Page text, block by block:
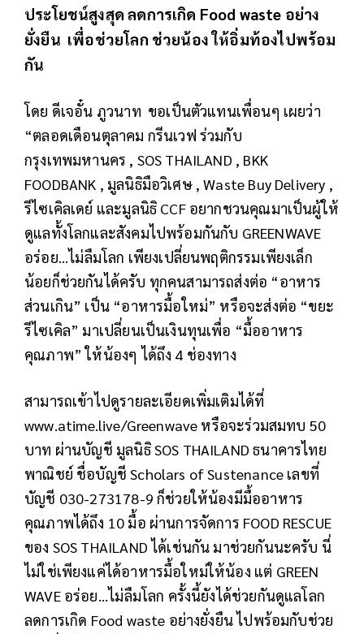
ประโยชน์สูงสุด ลดการเกิด Food waste อย่าง
ยั่งยืน เพื่อช่วยโลก ช่วยน้อง ให้อิ่มท้องไปพร้อม
กัน
โดย ดีเจอั๋น ภูวนาท ขอเป็นตัวแทนเพื่อนๆ เผยว่า
“ตลอดเดือนตุลาคม กรีนเวฟ ร่วมกับ
กรุงเทพมหานคร , SOS THAILAND , BKK
FOODBANK , มูลนิธิมือวิเศษ , Waste Buy Delivery ,
รีไซเคิลเดย์ และมูลนิธิ CCF อยากชวนคุณมาเป็นผู้ให้
ดูแลทั้งโลกและสังคมไปพร้อมกันกับ GREENWAVE
อร่อย...ไม่ลืมโลก เพียงเปลี่ยนพฤติกรรมเพียงเล็ก
น้อยก็ช่วยกันได้ครับ ทุกคนสามารถส่งต่อ “อาหาร
ส่วนเกิน” เป็น “อาหารมื้อใหม่” หรือจะส่งต่อ “ขยะ
รีไซเคิล” มาเปลี่ยนเป็นเงินทุนเพื่อ “มื้ออาหาร
คุณภาพ” ให้น้องๆ ได้ถึง 4 ช่องทาง
สามารถเข้าไปดูรายละเอียดเพิ่มเติมได้ที่
www.atime.live/Greenwave หรือจะร่วมสมทบ 50
บาท ผ่านบัญชี มูลนิธิ SOS THAILAND ธนาคารไทย
พาณิชย์ ชื่อบัญชี Scholars of Sustenance เลขที่
บัญชี 030-273178-9 ก็ช่วยให้น้องมีมื้ออาหาร
คุณภาพได้ถึง 10 มื้อ ผ่านการจัดการ FOOD RESCUE
ของ SOS THAILAND ได้เช่นกัน มาช่วยกันนะครับ นี่
ไม่ใช่เพียงแค่ได้อาหารมื้อใหม่ให้น้อง แต่ GREEN
WAVE อร่อย...ไม่ลืมโลก ครั้งนี้ยังได้ช่วยกันดูแลโลก
ลดการเกิด Food waste อย่างยั่งยืน ไปพร้อมกับช่วย